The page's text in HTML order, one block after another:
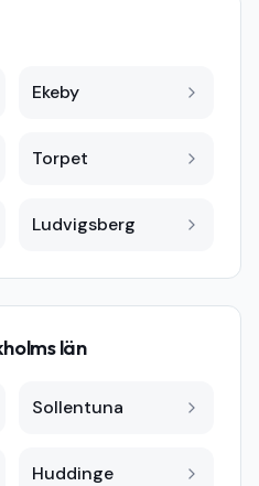
Ekeby
Torpet
Ludvigsberg
län
Sollentuna
Huddinge